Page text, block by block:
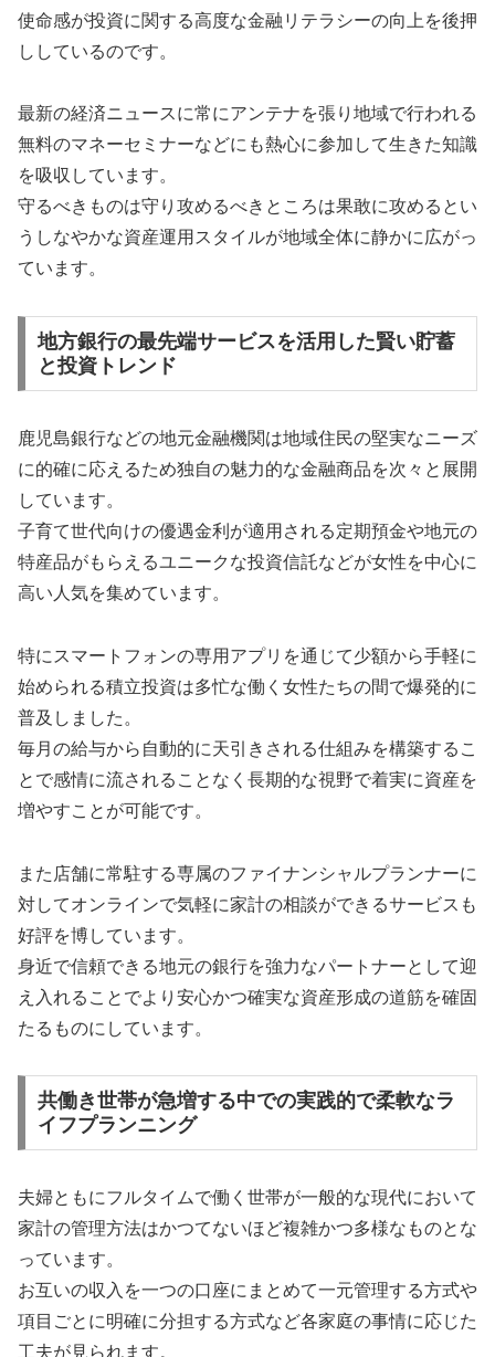
使命感が投資に関する高度な金融リテラシーの向上を後押
ししているのです。
最新の経済ニュースに常にアンテナを張り地域で行われる
無料のマネーセミナーなどにも熱心に参加して生きた知識
を吸収しています。
守るべきものは守り攻めるべきところは果敢に攻めるとい
うしなやかな資産運用スタイルが地域全体に静かに広がっ
ています。
地方銀行の最先端サービスを活用した賢い貯蓄
と投資トレンド
鹿児島銀行などの地元金融機関は地域住民の堅実なニーズ
に的確に応えるため独自の魅力的な金融商品を次々と展開
しています。
子育て世代向けの優遇金利が適用される定期預金や地元の
特産品がもらえるユニークな投資信託などが女性を中心に
高い人気を集めています。
特にスマートフォンの専用アプリを通じて少額から手軽に
始められる積立投資は多忙な働く女性たちの間で爆発的に
普及しました。
毎月の給与から自動的に天引きされる仕組みを構築するこ
とで感情に流されることなく長期的な視野で着実に資産を
増やすことが可能です。
また店舗に常駐する専属のファイナンシャルプランナーに
対してオンラインで気軽に家計の相談ができるサービスも
好評を博しています。
身近で信頼できる地元の銀行を強力なパートナーとして迎
え入れることでより安心かつ確実な資産形成の道筋を確固
たるものにしています。
共働き世帯が急増する中での実践的で柔軟なラ
イフプランニング
夫婦ともにフルタイムで働く世帯が一般的な現代において
家計の管理方法はかつてないほど複雑かつ多様なものとな
っています。
お互いの収入を一つの口座にまとめて一元管理する方式や
項目ごとに明確に分担する方式など各家庭の事情に応じた
工夫が見られます。